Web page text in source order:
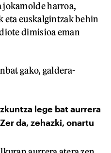
jokamolde harroa,
eta euskalgintzak behin
dimisioa eman
gako, galdera-
lege bat aurrera
da, zehazki, onartu